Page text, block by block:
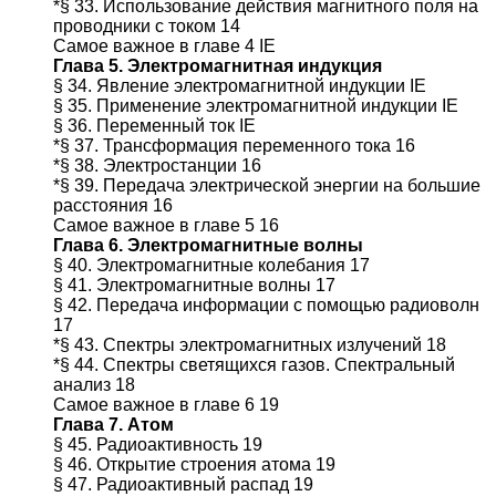
*§ 33. Использование действия магнитного поля на
проводники с током 14
Самое важное в главе 4 IE
Глава 5. Электромагнитная индукция
§ 34. Явление электромагнитной индукции IE
§ 35. Применение электромагнитной индукции IE
§ 36. Переменный ток IE
*§ 37. Трансформация переменного тока 16
*§ 38. Электростанции 16
*§ 39. Передача электрической энергии на большие
расстояния 16
Самое важное в главе 5 16
Глава 6. Электромагнитные волны
§ 40. Электромагнитные колебания 17
§ 41. Электромагнитные волны 17
§ 42. Передача информации с помощью радиоволн
17
*§ 43. Спектры электромагнитных излучений 18
*§ 44. Спектры светящихся газов. Спектральный
анализ 18
Самое важное в главе 6 19
Глава 7. Атом
§ 45. Радиоактивность 19
§ 46. Открытие строения атома 19
§ 47. Радиоактивный распад 19